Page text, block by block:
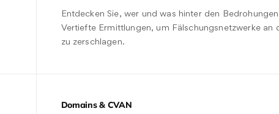
Entdecken Sie, wer und was hinter den
Vertiefte Ermittlungen, um Fälschungsnetzwerke an
zu zerschlagen.
Domains & CVAN